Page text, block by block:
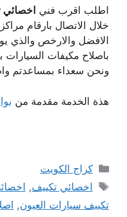
اطلب اقرب فني اخصائي
خلال الاتصال بارقام
الافضل والارخص والذي
باصلاح مكيفات السيارات
ونحن سعداء بمساعدتم واصلاح
هذة الخدمة مقدمة من
التصنيفات
كراج الكويت
الوسوم
اخصائي تكييف,
تكييف سيارات العيون,